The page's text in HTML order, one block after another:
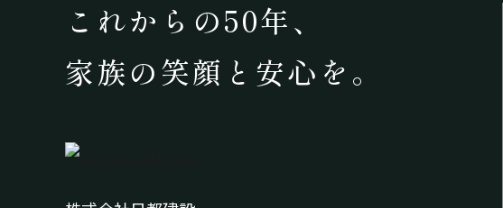
これからの50年、
家族の笑顔と安心を。